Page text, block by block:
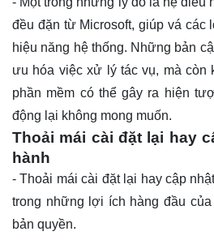
đều đặn từ Microsoft, giúp vá các
hiệu năng hệ thống. Những bản
ưu hóa việc xử lý tác vụ, mà còn
phần mềm có thể gây ra hiện
động lại không mong muốn.
Thoải mái cài đặt lại hay
hành
- Thoải mái cài đặt lại hay cập
trong những lợi ích hàng đầu
bản quyền.